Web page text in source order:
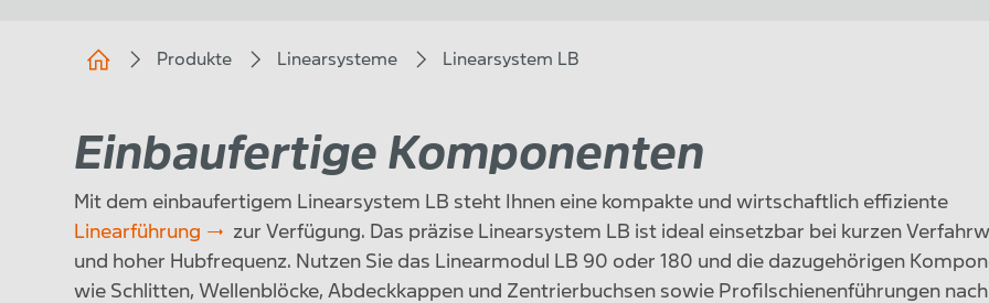
Produkte Linearsysteme Linearsystem LB
Einbaufertige Komponenten
Mit dem einbaufertigem Linearsystem LB steht Ihnen eine kompakte und wirtschaftlich effiziente
Linearführung
zur Verfügung. Das präzise Linearsystem LB ist ideal einsetzbar bei kurzen
und hoher Hubfrequenz. Nutzen Sie das Linearmodul LB 90 oder 180 und die dazugehörigen
wie Schlitten, Wellenblöcke, Abdeckkappen und Zentrierbuchsen sowie Profilschienenführungen